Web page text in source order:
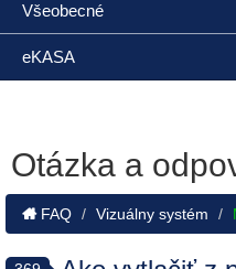
Všeobecné
eKASA
Otázka a
FAQ Vizuálny systém